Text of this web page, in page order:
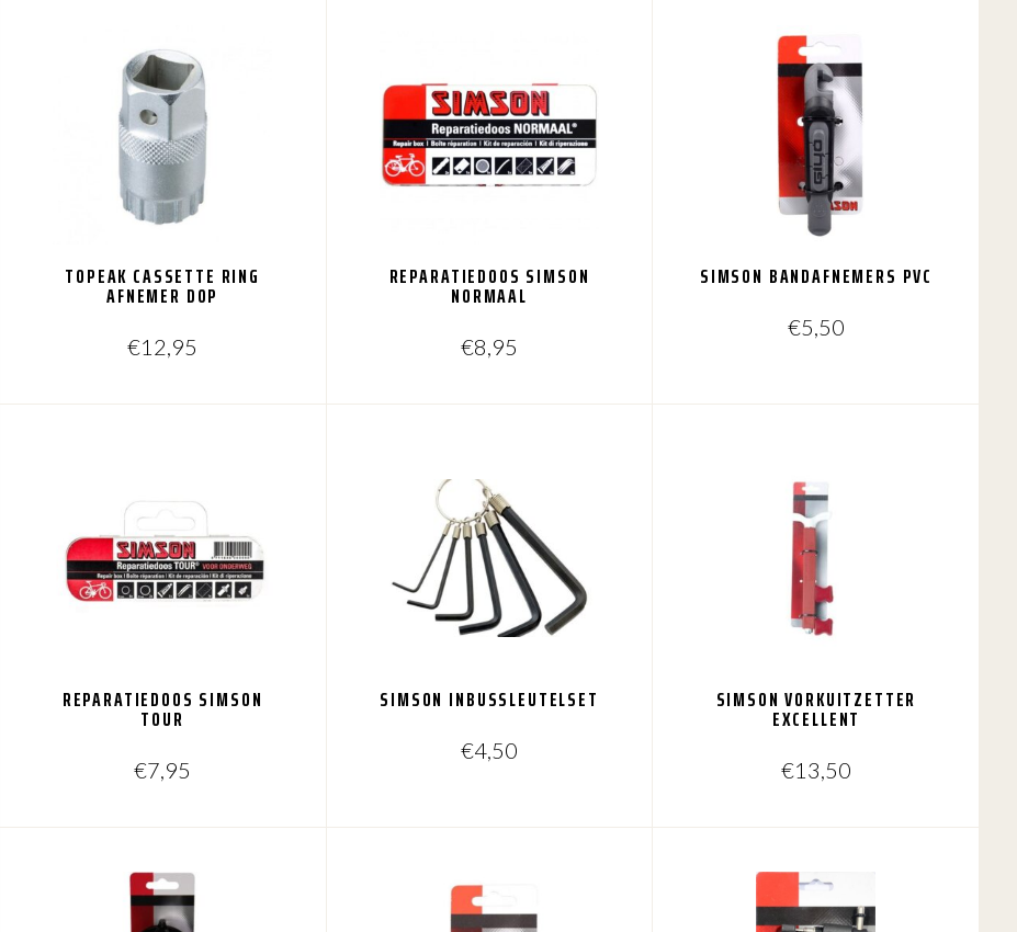
TOPEAK CASSETTE RING
AFNEMER DOP
€12,95
REPARATIEDOOS SIMSON
NORMAAL
€8,95
SIMSON BANDAFNEMERS PVC
€5,50
REPARATIEDOOS SIMSON
TOUR
€7,95
SIMSON INBUSSLEUTELSET
€4,50
SIMSON VORKUITZETTER
EXCELLENT
€13,50